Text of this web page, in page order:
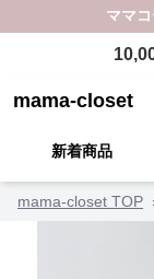
ママ
mama-closet
新着商品
mama-closet TOP